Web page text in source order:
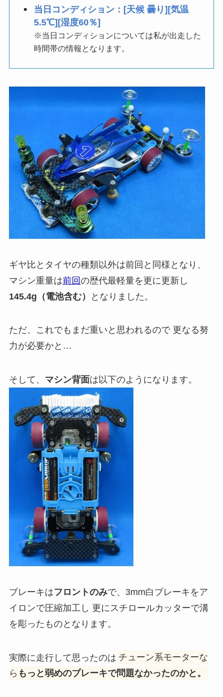
当日コンディション：[天候 曇り][気温
5.5℃][湿度60％]
※当日コンディションについては私が出走した
時間帯の情報となります。
ギヤ比とタイヤの種類以外は前回と同様となり、
マシン重量は前回の歴代最軽量を更に更新し
145.4g（電池含む）
となりました。
ただ、これでもまだ重いと思われるので 更なる努
力が必要かと…
そして、 マシン背面は以下のようになります。
ブレーキはフロントのみで、3mm白ブレーキをア
イロンで圧縮加工し 更にスチロールカッターで溝
を彫ったものとなります。
実際に走行して思ったのは チューン系モーターな
ら もっと弱めのブレーキで問題なかったのかと。